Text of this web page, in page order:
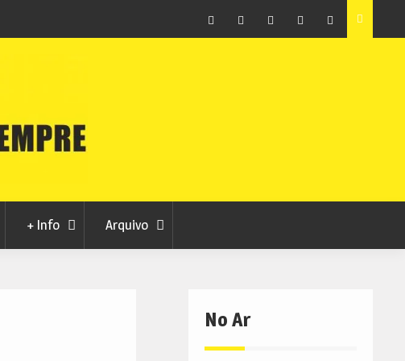
Município de Belmonte alerta para tentativa de fraude
em nome da autarquia
+ Info Arquivo
No Ar